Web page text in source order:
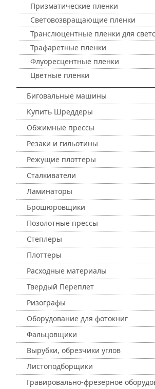
Призматические пленки
Световозвращающие пленки
Транслюцентные пленки для
Трафаретные пленки
Флуоресцентные пленки
Цветные пленки
Биговальные машины
Купить Шреддеры
Обжимные прессы
Резаки и гильотины
Режущие плоттеры
Сталкиватели
Ламинаторы
Брошюровщики
Позолотные прессы
Степлеры
Плоттеры
Расходные материалы
Твердый Переплет
Ризографы
Оборудование для фотокниг
Фальцовщики
Вырубки, обрезчики углов
Листоподборщики
Гравировально-фрезерное